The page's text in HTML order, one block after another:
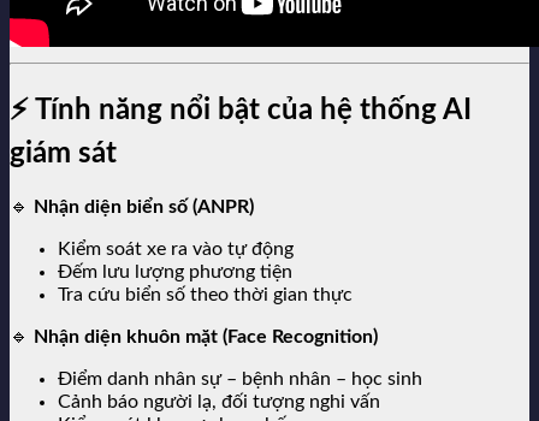
⚡ Tính năng nổi bật của hệ thống AI
giám sát
🔹 Nhận diện biển số (ANPR)
Kiểm soát xe ra vào tự động
Đếm lưu lượng phương tiện
Tra cứu biển số theo thời gian thực
🔹 Nhận diện khuôn mặt (Face Recognition)
Điểm danh nhân sự – bệnh nhân – học sinh
Cảnh báo người lạ, đối tượng nghi vấn